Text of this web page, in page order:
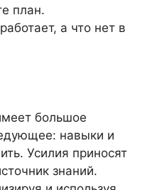
план.
а что нет в
большое
навыки и
Усилия приносят
знаний.